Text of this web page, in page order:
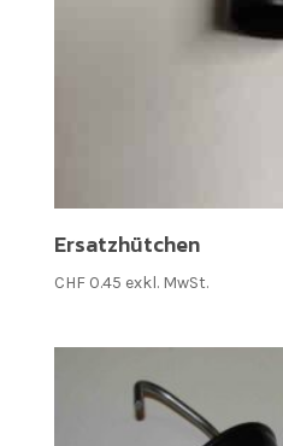
Ersatzhütchen
CHF0.45 exkl. MwSt.